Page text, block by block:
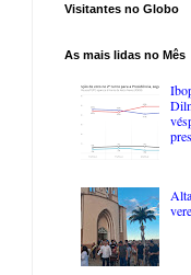
Visitantes no Globo
As mais lidas no Mês